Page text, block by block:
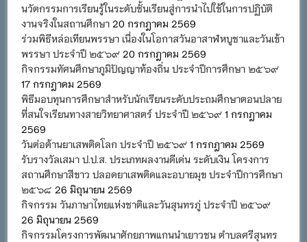
นวัตกรรมการเรียนรู้ในระดับชั้นเรียนสู่การนำไปใช้ในการปฏิบัติ
งานจริงในสถานศึกษา 20 กรกฎาคม 2569
ร่วมพิธีหล่อเทียนพรรษา เนื่องในโอกาสวันอาสาฬหบูชาและวันเข้า
พรรษา ประจำปี ๒๕๖๙ 20 กรกฎาคม 2569
กิจกรรมทัศนศึกษาภูมิปัญญาท้องถิ่น ประจำปีการศึกษา ๒๕๖๙
17 กรกฎาคม 2569
พิธีมอบทุนการศึกษาสำหรับนักเรียนระดับประถมศึกษาตอนปลาย
ที่สนใจเรียนทางสายวิทยาศาสตร์ ประจำปี ๒๕๖๙ 1 กรกฎาคม
2569
วันต่อต้านยาเสพติดโลก ประจำปี ๒๕๖๙ 1 กรกฎาคม 2569
รับรางวัลเสมา ป.ป.ส. ประเภทผลงานดีเด่น ระดับเงิน โครงการ
สถานศึกษาสีขาว ปลอดยาเสพติดและอบายมุข ประจำปีการศึกษา
๒๕๖๘ 26 มิถุนายน 2569
กิจกรรม วันภาษาไทยแห่งชาติและวันสุนทรภู่ ประจำปี ๒๕๖๙
26 มิถุนายน 2569
กิจกรรมโครงการพัฒนาศักยภาพแกนนำเยาวชน ตำบลศรีสุนทร